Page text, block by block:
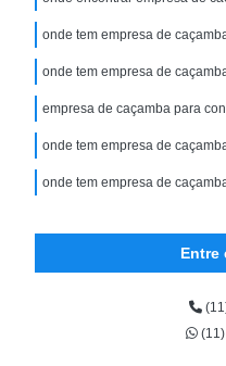
onde tem empresa de
onde tem empresa de
empresa de caçamba para
onde tem empresa de
onde tem empresa de
Entre